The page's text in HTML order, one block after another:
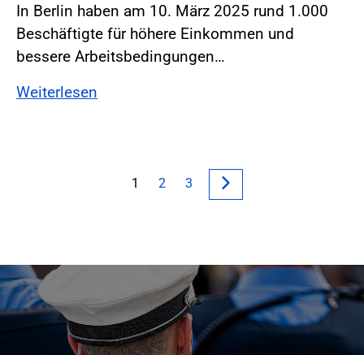
In Berlin haben am 10. März 2025 rund 1.000
Beschäftigte für höhere Einkommen und
bessere Arbeitsbedingungen…
Weiterlesen
1 2 3